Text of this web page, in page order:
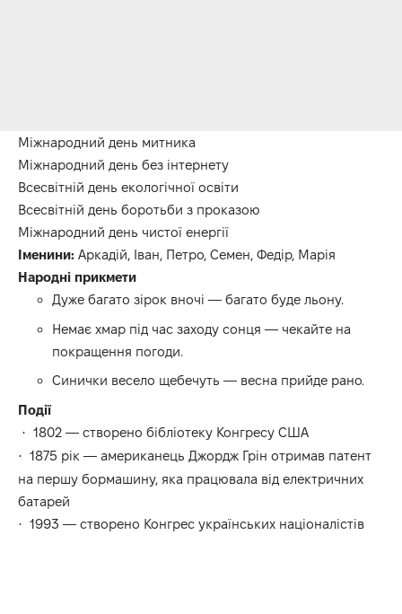
Міжнародний день митника
Міжнародний день без інтернету
Всесвітній день екологічної освіти
Всесвітній день боротьби з проказою
Міжнародний день чистої енергії
Іменини: Аркадій, Іван, Петро, Семен, Федір, Марія
Народні прикмети
Дуже багато зірок вночі — багато буде льону.
Немає хмар під час заходу сонця — чекайте на
покращення погоди.
Синички весело щебечуть — весна прийде рано.
Події
· 1802 — створено бібліотеку Конгресу США
· 1875 рік — американець Джордж Грін отримав патент
на першу бормашину, яка працювала від електричних
батарей
· 1993 — створено Конгрес українських націоналістів